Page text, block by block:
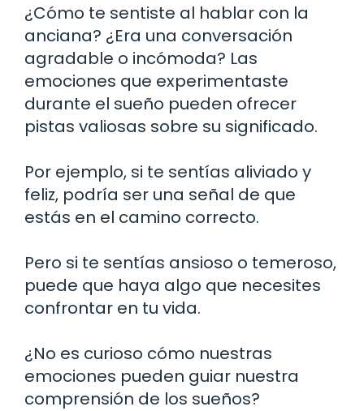
¿Cómo te sentiste al hablar con la
anciana? ¿Era una conversación
agradable o incómoda? Las
emociones que experimentaste
durante el sueño pueden ofrecer
pistas valiosas sobre su significado.
Por ejemplo, si te sentías aliviado y
feliz, podría ser una señal de que
estás en el camino correcto.
Pero si te sentías ansioso o temeroso,
puede que haya algo que necesites
confrontar en tu vida.
¿No es curioso cómo nuestras
emociones pueden guiar nuestra
comprensión de los sueños?